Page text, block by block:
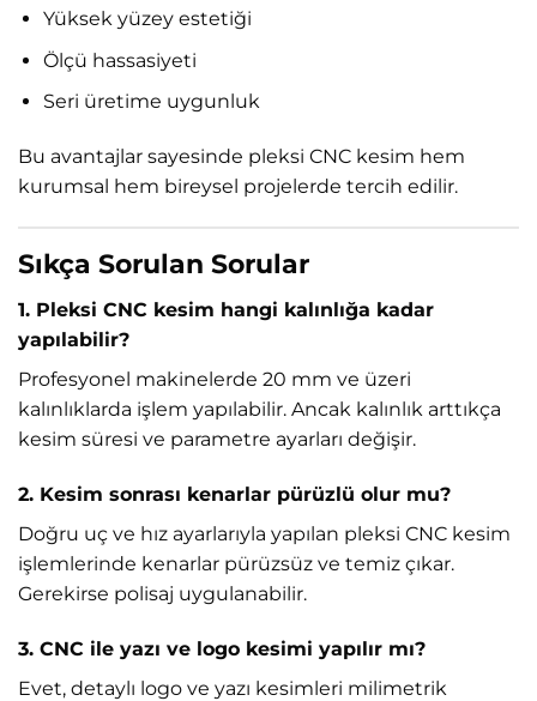
Yüksek yüzey estetiği
Ölçü hassasiyeti
Seri üretime uygunluk
Bu avantajlar sayesinde pleksi CNC kesim hem
kurumsal hem bireysel projelerde tercih edilir.
Sıkça Sorulan Sorular
1. Pleksi CNC kesim hangi kalınlığa kadar
yapılabilir?
Profesyonel makinelerde 20 mm ve üzeri
kalınlıklarda işlem yapılabilir. Ancak kalınlık arttıkça
kesim süresi ve parametre ayarları değişir.
2. Kesim sonrası kenarlar pürüzlü olur mu?
Doğru uç ve hız ayarlarıyla yapılan pleksi CNC kesim
işlemlerinde kenarlar pürüzsüz ve temiz çıkar.
Gerekirse polisaj uygulanabilir.
3. CNC ile yazı ve logo kesimi yapılır mı?
Evet, detaylı logo ve yazı kesimleri milimetrik